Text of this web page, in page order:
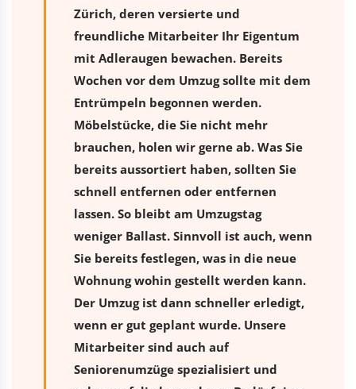
Zürich, deren versierte und
freundliche Mitarbeiter Ihr Eigentum
mit Adleraugen bewachen. Bereits
Wochen vor dem Umzug sollte mit dem
Entrümpeln begonnen werden.
Möbelstücke, die Sie nicht mehr
brauchen, holen wir gerne ab. Was Sie
bereits aussortiert haben, sollten Sie
schnell entfernen oder entfernen
lassen. So bleibt am Umzugstag
weniger Ballast. Sinnvoll ist auch, wenn
Sie bereits festlegen, was in die neue
Wohnung wohin gestellt werden kann.
Der Umzug ist dann schneller erledigt,
wenn er gut geplant wurde. Unsere
Mitarbeiter sind auch auf
Seniorenumzüge spezialisiert und